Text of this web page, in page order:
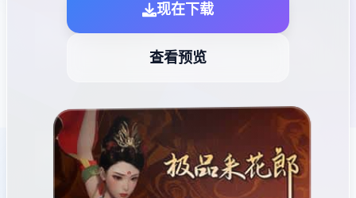
现在下载
查看预览